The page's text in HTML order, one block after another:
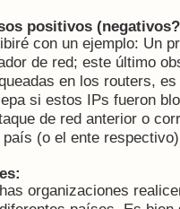
positivos
con un ejemplo: Un
de red; este último
en los routers,
si estos IPs fueron
de red anterior o
(o el ente respectivo)
organizaciones